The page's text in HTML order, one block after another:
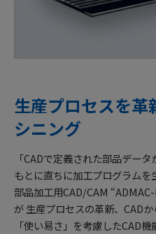
生産プロセスを革
シニング
「CADで定義された部品デー
もとに直ちに加工プログラムを
部品加工用CAD/CAM
が 生産プロセスの革新、CAD
「使い易さ」を考慮したCAD